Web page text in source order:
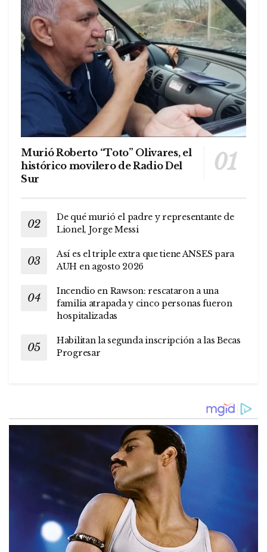
Murió Roberto “Toto” Olivares, el
histórico movilero de Radio Del
Sur
De qué murió el padre y representante de
Lionel, Jorge Messi
Así es el triple extra que tiene ANSES para
AUH en agosto 2026
Incendio en Rawson: rescataron a una
familia atrapada y cinco personas fueron
hospitalizadas
Habilitan la segunda inscripción a las Becas
Progresar